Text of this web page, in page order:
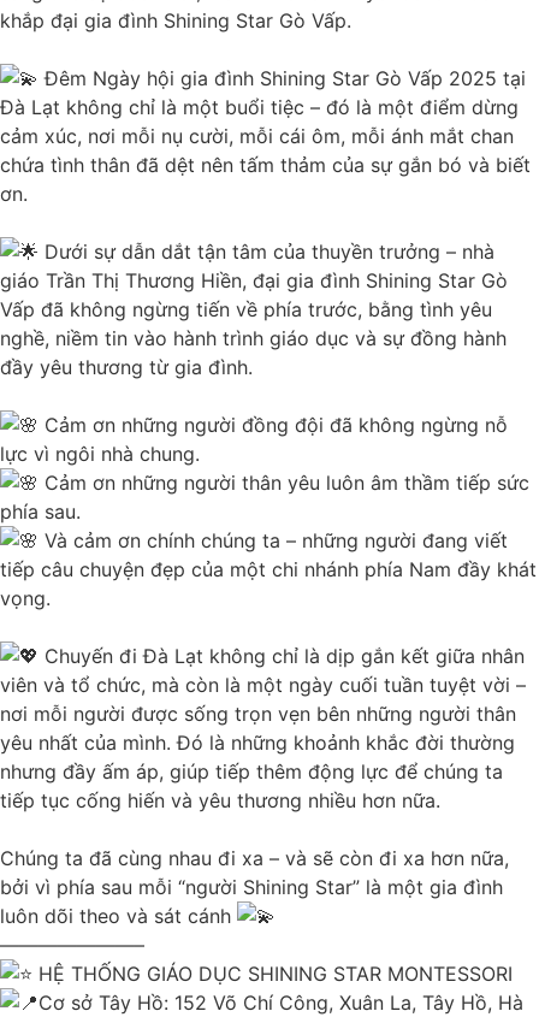
khắp đại gia đình Shining Star Gò Vấp.
Đêm Ngày hội gia đình Shining Star Gò Vấp 2025 tại
Đà Lạt không chỉ là một buổi tiệc – đó là một điểm dừng
cảm xúc, nơi mỗi nụ cười, mỗi cái ôm, mỗi ánh mắt chan
chứa tình thân đã dệt nên tấm thảm của sự gắn bó và biết
ơn.
Dưới sự dẫn dắt tận tâm của thuyền trưởng – nhà
giáo Trần Thị Thương Hiền, đại gia đình Shining Star Gò
Vấp đã không ngừng tiến về phía trước, bằng tình yêu
nghề, niềm tin vào hành trình giáo dục và sự đồng hành
đầy yêu thương từ gia đình.
Cảm ơn những người đồng đội đã không ngừng nỗ
lực vì ngôi nhà chung.
Cảm ơn những người thân yêu luôn âm thầm tiếp sức
phía sau.
Và cảm ơn chính chúng ta – những người đang viết
tiếp câu chuyện đẹp của một chi nhánh phía Nam đầy khát
vọng.
Chuyến đi Đà Lạt không chỉ là dịp gắn kết giữa nhân
viên và tổ chức, mà còn là một ngày cuối tuần tuyệt vời –
nơi mỗi người được sống trọn vẹn bên những người thân
yêu nhất của mình. Đó là những khoảnh khắc đời thường
nhưng đầy ấm áp, giúp tiếp thêm động lực để chúng ta
tiếp tục cống hiến và yêu thương nhiều hơn nữa.
Chúng ta đã cùng nhau đi xa – và sẽ còn đi xa hơn nữa,
bởi vì phía sau mỗi “người Shining Star” là một gia đình
luôn dõi theo và sát cánh
———————–
HỆ THỐNG GIÁO DỤC SHINING STAR MONTESSORI
Cơ sở Tây Hồ: 152 Võ Chí Công, Xuân La, Tây Hồ, Hà